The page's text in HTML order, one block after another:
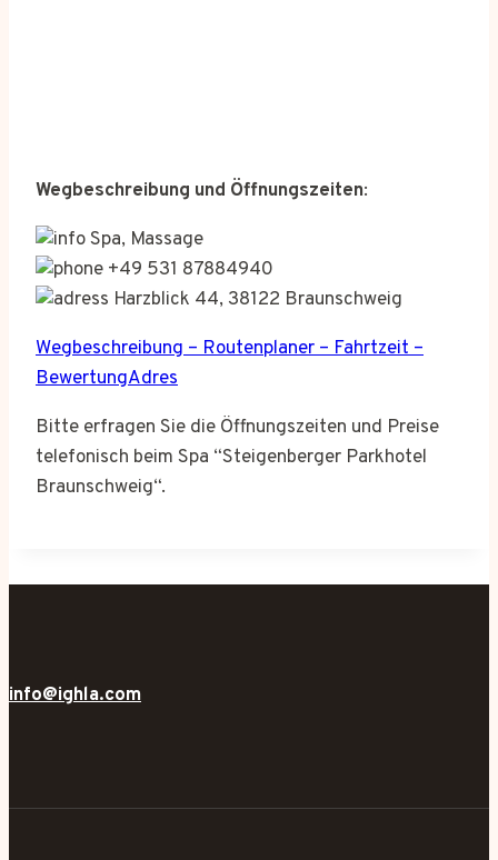
Wegbeschreibung und Öffnungszeiten:
Spa, Massage
+49 531 87884940
Harzblick 44, 38122 Braunschweig
Wegbeschreibung – Routenplaner – Fahrtzeit –
BewertungAdres
Bitte erfragen Sie die Öffnungszeiten und Preise
telefonisch beim Spa “Steigenberger Parkhotel
Braunschweig“.
info@ighla.com